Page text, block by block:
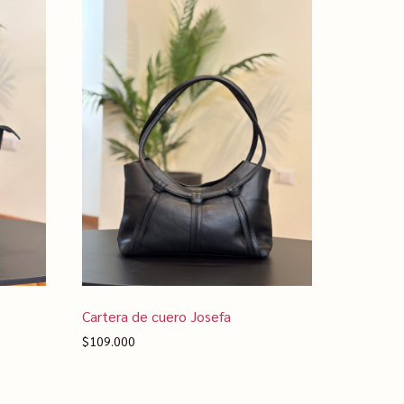
Cartera de cuero Josefa
$109.000